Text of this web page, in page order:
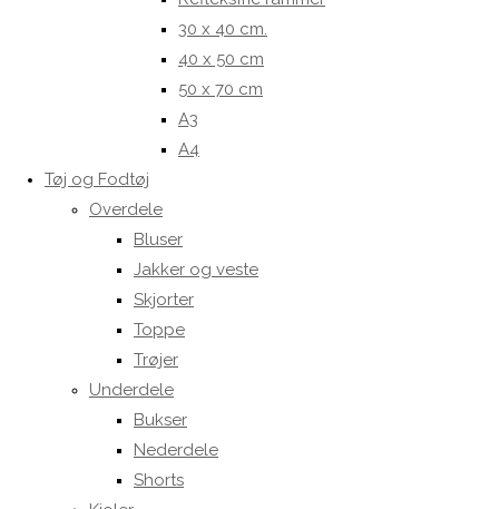
30 x 40 cm.
40 x 50 cm
50 x 70 cm
A3
A4
Tøj og Fodtøj
Overdele
Bluser
Jakker og veste
Skjorter
Toppe
Trøjer
Underdele
Bukser
Nederdele
Shorts